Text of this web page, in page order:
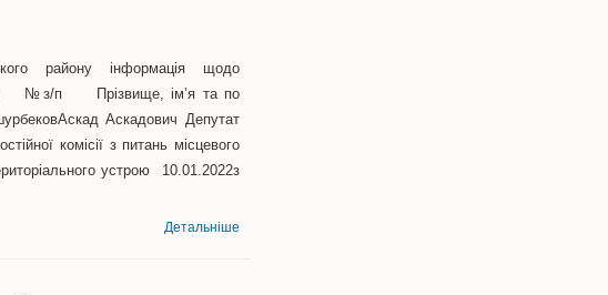
району інформація щодо
№з/п Прізвище, ім’я та по
Аскадович Депутат
комісії з питань місцевого
устрою 10.01.2022з
Детальніше